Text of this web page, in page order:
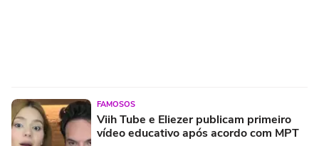
FAMOSOS
Viih Tube e Eliezer publicam primeiro
vídeo educativo após acordo com MPT